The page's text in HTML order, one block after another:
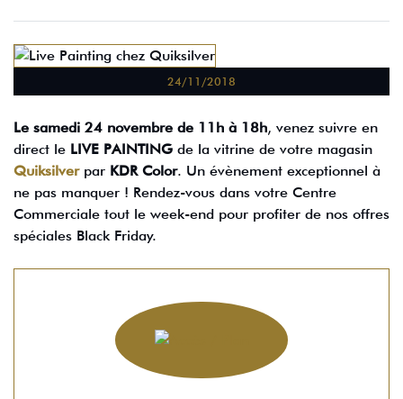
24/11/2018
Le samedi 24 novembre de 11h à 18h, venez suivre en
direct le LIVE PAINTING de la vitrine de votre magasin
Quiksilverpar KDR Color. Un évènement exceptionnel à
ne pas manquer ! Rendez-vous dans votre Centre
Commerciale tout le week-end pour profiter de nos offres
spéciales Black Friday.